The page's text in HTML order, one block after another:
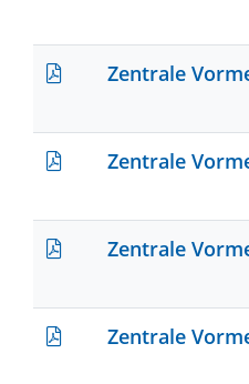
Zentrale
Zentrale
Zentrale
Zentrale